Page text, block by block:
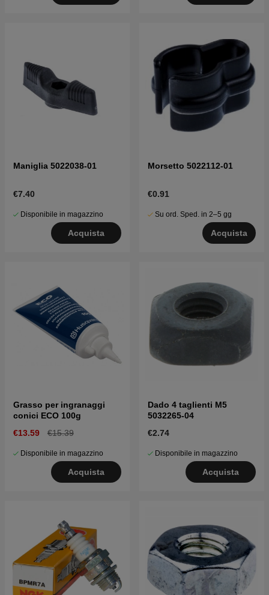
Maniglia 5022038-01
€7.40
Disponibile in magazzino
Acquista
Morsetto 5022112-01
€0.91
Su ord. Sped. in 2–5 gg
Acquista
Grasso per ingranaggi
conici ECO 100g
€13.59
€15.39
Disponibile in magazzino
Acquista
Dado 4 taglienti M5
5032265-04
€2.74
Disponibile in magazzino
Acquista